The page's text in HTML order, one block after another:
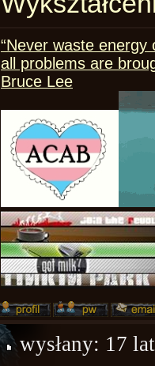
“Never waste
all problems are
Bruce Lee
wysłany: 17